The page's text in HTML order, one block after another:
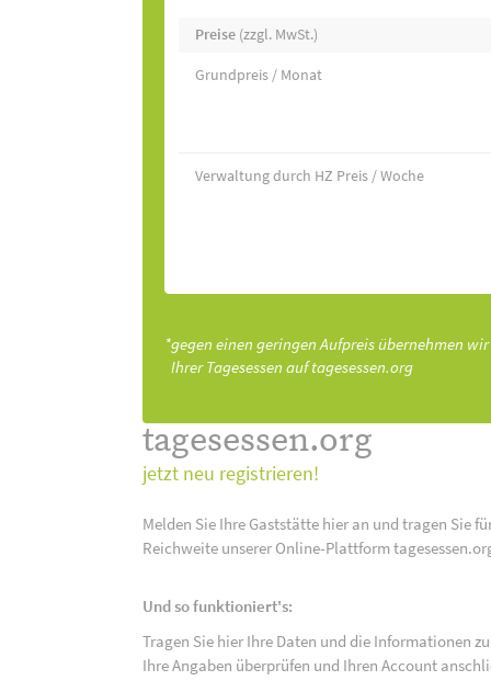
Preise (zzgl. MwSt.)
Grundpreis / Monat
Verwaltung durch HZ Preis / Woche
*gegen einen geringen Aufpreis übernehmen
Ihrer Tagesessen auf tagesessen.org
tagesessen.org
jetzt neu registrieren!
Melden Sie Ihre Gaststätte hier an und tragen Sie
Reichweite unserer Online-Plattform
Und so funktioniert's:
Tragen Sie hier Ihre Daten und die Informationen
Ihre Angaben überprüfen und Ihren Account